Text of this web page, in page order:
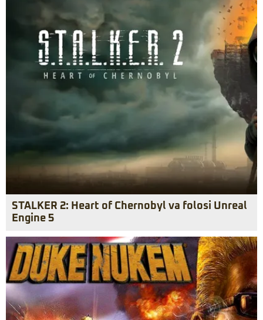
STALKER 2: Heart of Chernobyl va folosi Unreal
Engine 5